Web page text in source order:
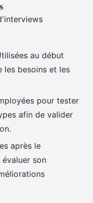
au début
les besoins et les
pour tester
afin de valider
après le
son